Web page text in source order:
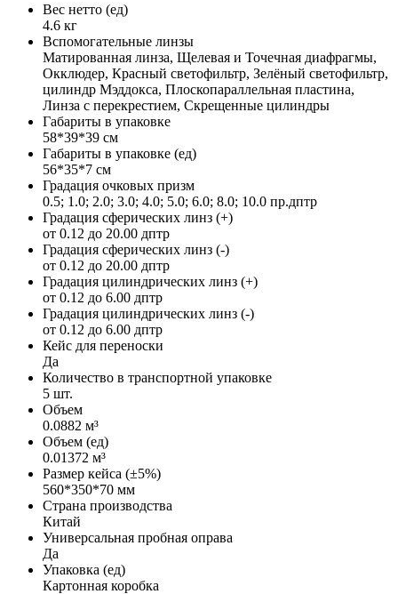
Вес нетто (ед)
4.6 кг
Вспомогательные линзы
Матированная линза, Щелевая и Точечная диафрагмы,
Окклюдер, Красный светофильтр, Зелёный светофильтр,
цилиндр Мэддокса, Плоскопараллельная пластина,
Линза с перекрестием, Скрещенные цилиндры
Габариты в упаковке
58*39*39 см
Габариты в упаковке (ед)
56*35*7 см
Градация очковых призм
0.5; 1.0; 2.0; 3.0; 4.0; 5.0; 6.0; 8.0; 10.0 пр.дптр
Градация сферических линз (+)
от 0.12 до 20.00 дптр
Градация сферических линз (-)
от 0.12 до 20.00 дптр
Градация цилиндрических линз (+)
от 0.12 до 6.00 дптр
Градация цилиндрических линз (-)
от 0.12 до 6.00 дптр
Кейс для переноски
Да
Количество в транспортной упаковке
5 шт.
Объем
0.0882 м³
Объем (ед)
0.01372 м³
Размер кейса (±5%)
560*350*70 мм
Страна производства
Китай
Универсальная пробная оправа
Да
Упаковка (ед)
Картонная коробка